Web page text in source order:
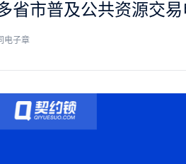
省市普及公共资源交
电子章